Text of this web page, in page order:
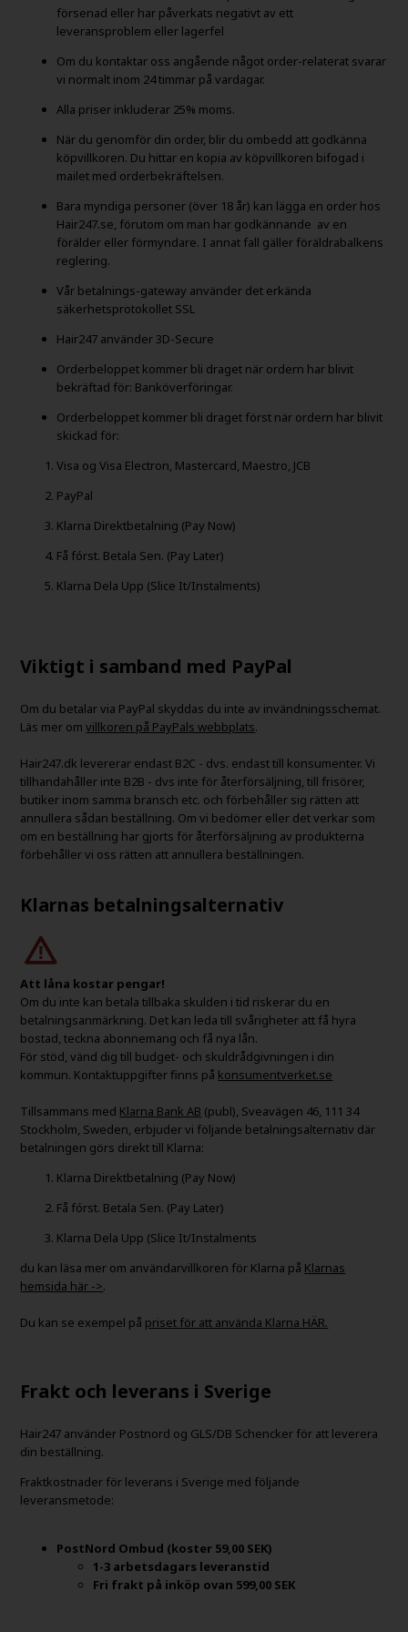
försenad eller har påverkats negativt av ett
leveransproblem eller lagerfel
Om du kontaktar oss angående något order-relaterat svarar
vi normalt inom 24 timmar på vardagar.
Alla priser inkluderar 25% moms.
När du genomför din order, blir du ombedd att godkänna
köpvillkoren. Du hittar en kopia av köpvillkoren bifogad i
mailet med orderbekräftelsen.
Bara myndiga personer (över 18 år) kan lägga en order hos
Hair247.se, förutom om man har godkännande av en
förälder eller förmyndare. I annat fall gäller föräldrabalkens
reglering.
Vår betalnings-gateway använder det erkända
säkerhetsprotokollet SSL
Hair247 använder 3D-Secure
Orderbeloppet kommer bli draget när ordern har blivit
bekräftad för: Banköverföringar.
Orderbeloppet kommer bli draget först när ordern har blivit
skickad för:
Visa og Visa Electron, Mastercard, Maestro, JCB
PayPal
Klarna Direktbetalning (Pay Now)
Få fórst. Betala Sen. (Pay Later)
Klarna Dela Upp (Slice It/Instalments)
Viktigt i samband med PayPal
Om du betalar via PayPal skyddas du inte av invändningsschemat.
Läs mer omvillkoren på PayPals webbplats.
Hair247.dk levererar endast B2C - dvs. endast till konsumenter. Vi
tillhandahåller inte B2B - dvs inte för återförsäljning, till frisörer,
butiker inom samma bransch etc. och förbehåller sig rätten att
annullera sådan beställning. Om vi ​​bedömer eller det verkar som
om en beställning har gjorts för återförsäljning av produkterna
förbehåller vi oss rätten att annullera beställningen.
Klarnas betalningsalternativ
Att låna kostar pengar!
Om du inte kan betala tillbaka skulden i tid riskerar du en
betalningsanmärkning. Det kan leda till svårigheter att få hyra
bostad, teckna abonnemang och få nya lån.
För stöd, vänd dig till budget- och skuldrådgivningen i din
kommun. Kontaktuppgifter finns på konsumentverket.se
Tillsammans med Klarna Bank AB (publ), Sveavägen 46, 111 34
Stockholm, Sweden, erbjuder vi följande betalningsalternativ där
betalningen görs direkt till Klarna:
Klarna Direktbetalning (Pay Now)
Få fórst. Betala Sen. (Pay Later)
Klarna Dela Upp (Slice It/Instalments
du kan läsa mer om användarvillkoren för Klarna på Klarnas
hemsida här ->.
Du kan se exempel på priset för att använda Klarna HÄR.
Frakt och leverans i Sverige
Hair247 använder Postnord og GLS/DB Schencker för att leverera
din beställning.
Fraktkostnader för leverans i Sverige med följande
leveransmetode:
PostNord Ombud (koster 59,00 SEK)
1-3 arbetsdagars leveranstid
Fri frakt på inköp ovan 599,00 SEK